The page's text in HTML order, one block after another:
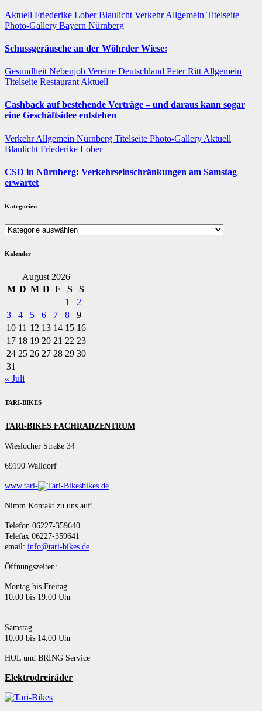
Aktuell Friederike LoberBlaulicht VerkehrAllgemein Titelseite
Photo-Gallery Bayern Nürnberg
Schussgeräusche an der Wöhrder Wiese:
Gesundheit Nebenjob Vereine Deutschland Peter Ritt Allgemein
Titelseite Restaurant Aktuell
Cashback auf bestehende Verträge – und daraus kann sogar
eine Geschäftsidee entstehen
VerkehrAllgemein Nürnberg Titelseite Photo-Gallery Aktuell
Blaulicht Friederike Lober
CSD in Nürnberg: Verkehrseinschränkungen am Samstag
erwartet
Kategorien
Kategorien
Kalender
August 2026
M D M D F S
S
1
2
3
4 5 6 7 8
9
10 11 12 13 14 15 16
17 18 19 20 21 22 23
24 25 26 27 28 29 30
31
« Juli
TARI-BIKES
TARI-BIKES FACHRADZENTRUM
Wieslocher Straße 34
69190 Walldorf
www.tari- bikes.de
Nimm Kontakt zu uns auf!
Telefon 06227-359640
Telefax 06227-359641
email: info@tari-bikes.de
Öffnungszeiten:
Montag bis Freitag
10.00 bis 19.00 Uhr
Samstag
10.00 bis 14.00 Uhr
HOL und BRING Service
Elektrodreiräder